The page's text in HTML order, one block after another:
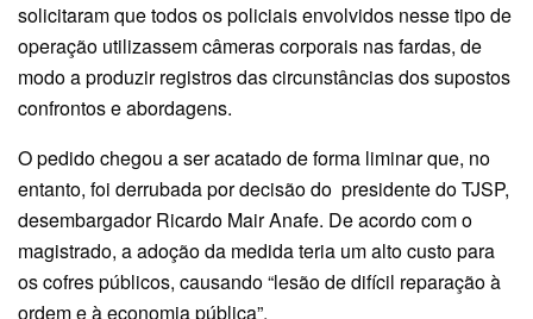
solicitaram que todos os policiais envolvidos nesse tipo de
operação utilizassem câmeras corporais nas fardas, de
modo a produzir registros das circunstâncias dos supostos
confrontos e abordagens.
O pedido chegou a ser acatado de forma liminar que, no
entanto, foi derrubada por decisão do presidente do TJSP,
desembargador Ricardo Mair Anafe. De acordo com o
magistrado, a adoção da medida teria um alto custo para
os cofres públicos, causando “lesão de difícil reparação à
ordem e à economia pública”.